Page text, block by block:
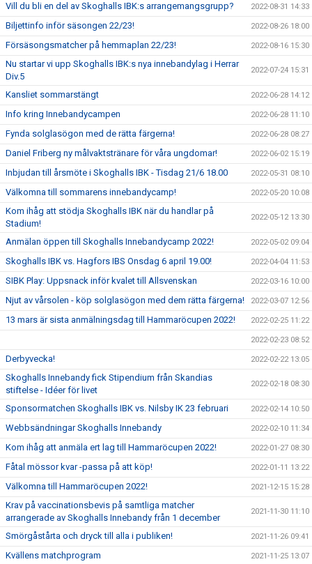
Vill du bli en del av Skoghalls IBK:s arrangemangsgrupp? 2022-08-31 14:33
Biljettinfo inför säsongen 22/23! 2022-08-26 18:00
Försäsongsmatcher på hemmaplan 22/23! 2022-08-16 15:30
Nu startar vi upp Skoghalls IBK:s nya innebandylag i Herrar
Div.5
2022-07-24 15:31
Kansliet sommarstängt 2022-06-28 14:12
Info kring Innebandycampen 2022-06-28 11:10
Fynda solglasögon med de rätta färgerna! 2022-06-28 08:27
Daniel Friberg ny målvaktstränare för våra ungdomar! 2022-06-02 15:19
Inbjudan till årsmöte i Skoghalls IBK - Tisdag 21/6 18.00 2022-05-31 08:10
Välkomna till sommarens innebandycamp! 2022-05-20 10:08
Kom ihåg att stödja Skoghalls IBK när du handlar på
Stadium!
2022-05-12 13:30
Anmälan öppen till Skoghalls Innebandycamp 2022! 2022-05-02 09:04
Skoghalls IBK vs. Hagfors IBS Onsdag 6 april 19.00! 2022-04-04 11:53
SIBK Play: Uppsnack inför kvalet till Allsvenskan 2022-03-16 10:00
Njut av vårsolen - köp solglasögon med dem rätta färgerna! 2022-03-07 12:56
13 mars är sista anmälningsdag till Hammaröcupen 2022! 2022-02-25 11:22
2022-02-23 08:52
Derbyvecka! 2022-02-22 13:05
Skoghalls Innebandy fick Stipendium från Skandias
stiftelse - Idéer för livet
2022-02-18 08:30
Sponsormatchen Skoghalls IBK vs. Nilsby IK 23 februari 2022-02-14 10:50
Webbsändningar Skoghalls Innebandy 2022-02-10 11:34
Kom ihåg att anmäla ert lag till Hammaröcupen 2022! 2022-01-27 08:30
Fåtal mössor kvar -passa på att köp! 2022-01-11 13:22
Välkomna till Hammaröcupen 2022! 2021-12-15 15:28
Krav på vaccinationsbevis på samtliga matcher
arrangerade av Skoghalls Innebandy från 1 december
2021-11-30 11:10
Smörgåstårta och dryck till alla i publiken! 2021-11-26 09:41
Kvällens matchprogram 2021-11-25 13:07